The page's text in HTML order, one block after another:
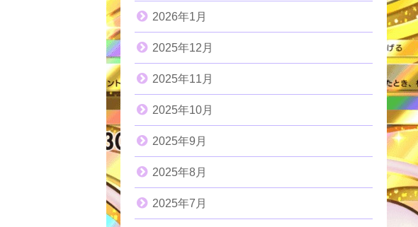
2026年1月
2025年12月
2025年11月
2025年10月
2025年9月
2025年8月
2025年7月